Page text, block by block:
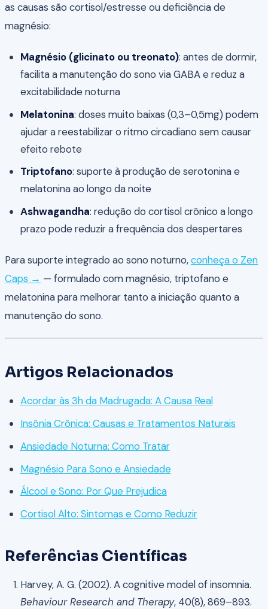
as causas são cortisol/estresse ou deficiência de
magnésio:
Magnésio (glicinato ou treonato): antes de dormir,
facilita a manutenção do sono via GABA e reduz a
excitabilidade noturna
Melatonina: doses muito baixas (0,3–0,5mg) podem
ajudar a reestabilizar o ritmo circadiano sem causar
efeito rebote
Triptofano: suporte à produção de serotonina e
melatonina ao longo da noite
Ashwagandha: redução do cortisol crônico a longo
prazo pode reduzir a frequência dos despertares
Para suporte integrado ao sono noturno,conheça o Zen
Caps → — formulado com magnésio, triptofano e
melatonina para melhorar tanto a iniciação quanto a
manutenção do sono.
Artigos Relacionados
Acordar às 3h da Madrugada: A Causa Real
Insônia Crônica: Causas e Tratamentos Naturais
Ansiedade Noturna: Como Tratar
Magnésio Para Sono e Ansiedade
Álcool e Sono: Por Que Prejudica
Cortisol Alto: Sintomas e Como Reduzir
Referências Científicas
Harvey, A. G. (2002). A cognitive model of insomnia.
Behaviour Research and Therapy, 40(8), 869–893.